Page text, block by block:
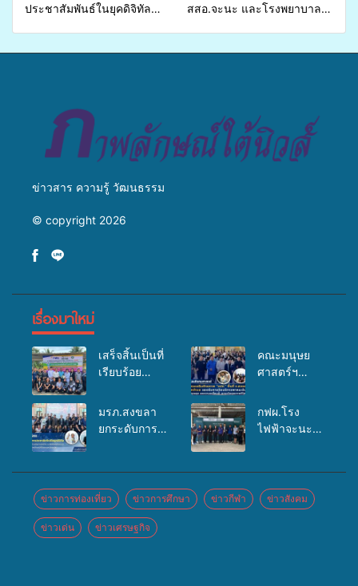
ประชาสัมพันธ์ในยุคดิจิทัล
สสอ.จะนะ และโรงพยาบาล
ข่าวสาร ความรู้ วัฒนธรรม
© copyright 2026
เรื่องมาใหม่
เสร็จสิ้นเป็นที่
เรียบร้อย
เคลื่อนที่
บริการด้าน
สุขภาพแก่
ประชาชนใน
พื้นที่อำเภอ
จะนะ
คณะมนุษย
ศาสตร์ฯ
จัดอบรมเสริม
ศักยภาพ
กองทุน
สุขภาพตำบล
รองรับการจัด
มรภ.สงขลา
ยกระดับการ
องค์ความรู้
เครือข่าย
สื่อสารองค์กร
กฟผ.โรง
ไฟฟ้าจะนะ
พยาบาลศิคริ
นทร์ หาดใหญ่
ข่าวการท่องเที่ยว ข่าวการศึกษา ข่าวกีฬา ข่าวสังคม
ข่าวเด่น ข่าวเศรษฐกิจ